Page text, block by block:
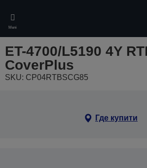
main
content
Meni
ET-4700/L5190 4Y
CoverPlus
SKU: CP04RTBSCG85
Где купити